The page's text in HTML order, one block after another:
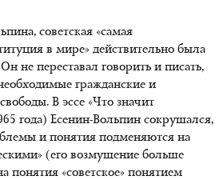
советская «самая
в мире» действительно была
не переставал говорить и писать,
гражданские и
В эссе «Что значит
года) Есенин-Вольпин сокрушался,
и понятия подменяются на
(его возмущение больше
понятия «советское» понятием